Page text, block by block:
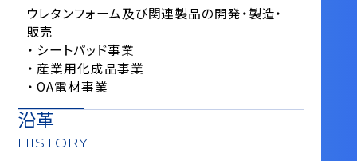
ウレタンフォーム及び関連製品の開発・製造・
販売
シートパッド事業
産業用化成品事業
OA電材事業
沿革
HISTORY